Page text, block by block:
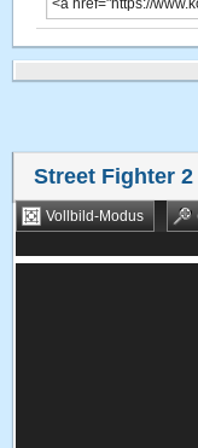
Street Fighter 2
Vollbild-Modus